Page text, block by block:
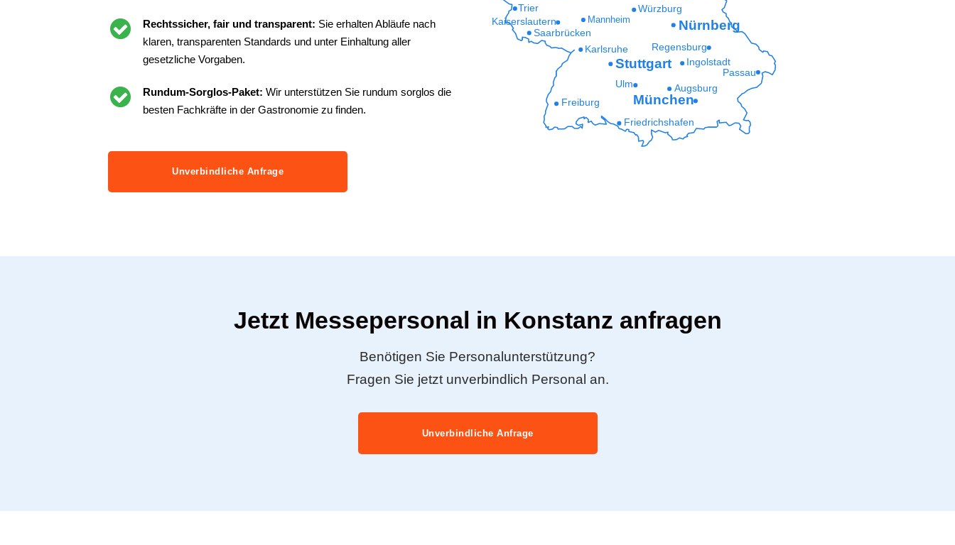
Rechtssicher, fair und transparent: Sie erhalten Abläufe nach
klaren, transparenten Standards und unter Einhaltung aller
gesetzliche Vorgaben.
Rundum-Sorglos-Paket: Wir unterstützen Sie rundum sorglos die
besten Fachkräfte in der Gastronomie zu finden.
Unverbindliche Anfrage
Friedrichshafen
Freiburg
Augsburg
Ulm
Passau
Ingolstadt
Regensburg
Karlsruhe
Saarbrücken
Kaiserslautern Mannheim
Würzburg
Trier
München
Stuttgart
Nürnberg
Jetzt Messepersonal in Konstanz anfragen
Benötigen Sie Personalunterstützung?
Fragen Sie jetzt unverbindlich Personal an.
Unverbindliche Anfrage